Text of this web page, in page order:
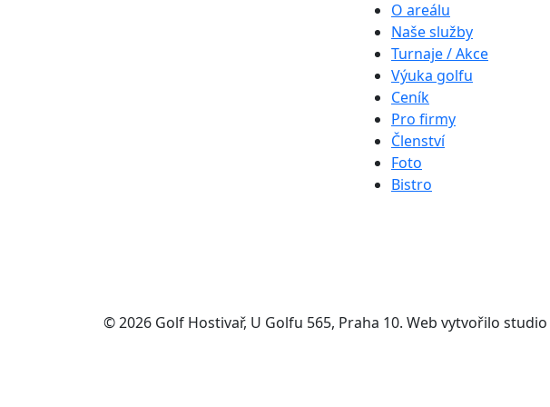
O areálu
Naše služby
Turnaje / Akce
Výuka golfu
Ceník
Pro firmy
Členství
Foto
Bistro
© 2026 Golf Hostivař, U Golfu 565, Praha 10. Web vytvořilo studio